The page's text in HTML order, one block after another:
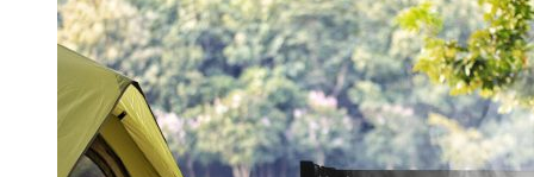
¥625.77。
格
为：
¥588.25。